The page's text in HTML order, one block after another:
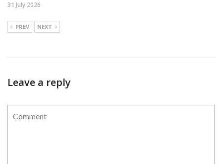
31 July 2026
PREV NEXT
Leave a reply